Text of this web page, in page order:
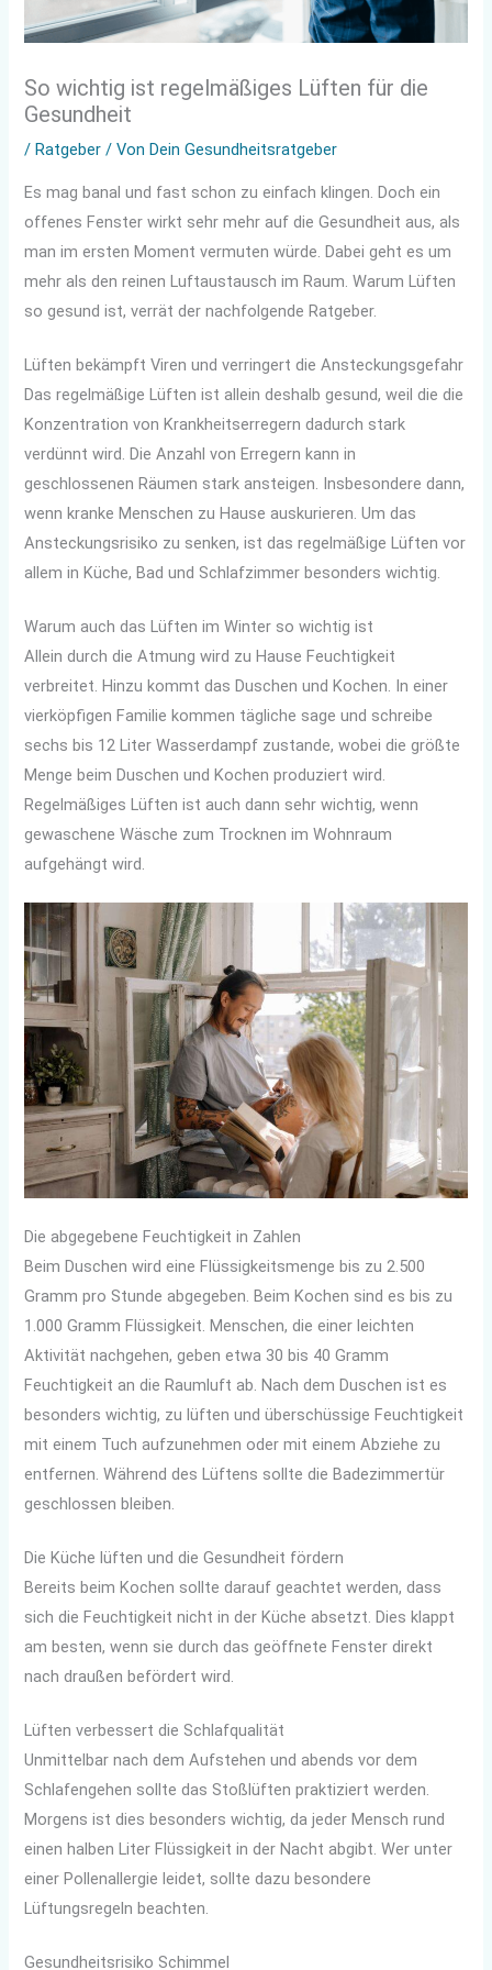
So wichtig ist regelmäßiges Lüften für die
Gesundheit
/Ratgeber / VonDein Gesundheitsratgeber
Es mag banal und fast schon zu einfach klingen. Doch ein
offenes Fenster wirkt sehr mehr auf die Gesundheit aus, als
man im ersten Moment vermuten würde. Dabei geht es um
mehr als den reinen Luftaustausch im Raum. Warum Lüften
so gesund ist, verrät der nachfolgende Ratgeber.
Lüften bekämpft Viren und verringert die Ansteckungsgefahr
Das regelmäßige Lüften ist allein deshalb gesund, weil die die
Konzentration von Krankheitserregern dadurch stark
verdünnt wird. Die Anzahl von Erregern kann in
geschlossenen Räumen stark ansteigen. Insbesondere dann,
wenn kranke Menschen zu Hause auskurieren. Um das
Ansteckungsrisiko zu senken, ist das regelmäßige Lüften vor
allem in Küche, Bad und Schlafzimmer besonders wichtig.
Warum auch das Lüften im Winter so wichtig ist
Allein durch die Atmung wird zu Hause Feuchtigkeit
verbreitet. Hinzu kommt das Duschen und Kochen. In einer
vierköpfigen Familie kommen tägliche sage und schreibe
sechs bis 12 Liter Wasserdampf zustande, wobei die größte
Menge beim Duschen und Kochen produziert wird.
Regelmäßiges Lüften ist auch dann sehr wichtig, wenn
gewaschene Wäsche zum Trocknen im Wohnraum
aufgehängt wird.
Die abgegebene Feuchtigkeit in Zahlen
Beim Duschen wird eine Flüssigkeitsmenge bis zu 2.500
Gramm pro Stunde abgegeben. Beim Kochen sind es bis zu
1.000 Gramm Flüssigkeit. Menschen, die einer leichten
Aktivität nachgehen, geben etwa 30 bis 40 Gramm
Feuchtigkeit an die Raumluft ab. Nach dem Duschen ist es
besonders wichtig, zu lüften und überschüssige Feuchtigkeit
mit einem Tuch aufzunehmen oder mit einem Abziehe zu
entfernen. Während des Lüftens sollte die Badezimmertür
geschlossen bleiben.
Die Küche lüften und die Gesundheit fördern
Bereits beim Kochen sollte darauf geachtet werden, dass
sich die Feuchtigkeit nicht in der Küche absetzt. Dies klappt
am besten, wenn sie durch das geöffnete Fenster direkt
nach draußen befördert wird.
Lüften verbessert die Schlafqualität
Unmittelbar nach dem Aufstehen und abends vor dem
Schlafengehen sollte das Stoßlüften praktiziert werden.
Morgens ist dies besonders wichtig, da jeder Mensch rund
einen halben Liter Flüssigkeit in der Nacht abgibt. Wer unter
einer Pollenallergie leidet, sollte dazu besondere
Lüftungsregeln beachten.
Gesundheitsrisiko Schimmel